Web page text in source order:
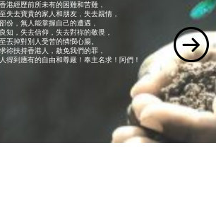
港經歷前所未有的困難和苦難，
失去寶貴的家人和朋友，失去親情，
份，無人能掌握自己的遭遇，
知，失去信仰，失去對祢的敬畏，
丟掉對別人受苦的憐憫心腸。
祢扶持香港人，赦免我們的罪，
得到應有的自由和尊嚴！奉主名求！阿們！